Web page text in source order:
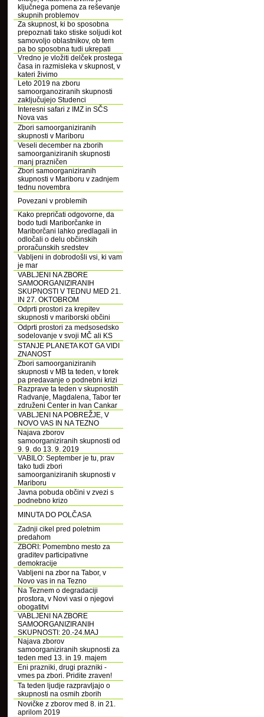
ključnega pomena za reševanje
skupnih problemov
Za skupnost, ki bo sposobna
prepoznati tako stiske soljudi kot
samovoljo oblastnikov, ob tem
pa bo sposobna tudi ukrepati
Vredno je vložiti delček prostega
časa in razmisleka v skupnost, v
kateri živimo
Leto 2019 na zboru
samoorganoziranih skupnosti
zaključujejo Studenci
Interesni safari z IMZ in SČS
Nova vas
Zbori samoorganiziranih
skupnosti v Mariboru
Veseli december na zborih
samoorganiziranih skupnosti
manj prazničen
Zbori samoorganiziranih
skupnosti v Mariboru v zadnjem
tednu novembra
Povezani v problemih
Kako prepričati odgovorne, da
bodo tudi Mariborčanke in
Mariborčani lahko predlagali in
odločali o delu občinskih
proračunskih sredstev
Vabljeni in dobrodošli vsi, ki vam
je mar
VABLJENI NA ZBORE
SAMOORGANIZIRANIH
SKUPNOSTI V TEDNU MED 21.
IN 27. OKTOBROM
Odprti prostori za krepitev
skupnosti v mariborski občini
Odprti prostori za medsosedsko
sodelovanje v svoji MČ ali KS
STANJE PLANETA KOT GA VIDI
ZNANOST
Zbori samoorganiziranih
skupnosti v MB ta teden, v torek
pa predavanje o podnebni krizi
Razprave ta teden v skupnostih
Radvanje, Magdalena, Tabor ter
združeni Center in Ivan Cankar
VABLJENI NA POBREŽJE, V
NOVO VAS IN NA TEZNO
Najava zborov
samoorganiziranih skupnosti od
9. 9. do 13. 9. 2019
VABILO: September je tu, prav
tako tudi zbori
samoorganiziranih skupnosti v
Mariboru
Javna pobuda občini v zvezi s
podnebno krizo
MINUTA DO POLČASA
Zadnji cikel pred poletnim
predahom
ZBORI: Pomembno mesto za
graditev participativne
demokracije
Vabljeni na zbor na Tabor, v
Novo vas in na Tezno
Na Teznem o degradaciji
prostora, v Novi vasi o njegovi
obogatitvi
VABLJENI NA ZBORE
SAMOORGANIZIRANIH
SKUPNOSTI: 20.-24.MAJ
Najava zborov
samoorganiziranih skupnosti za
teden med 13. in 19. majem
Eni prazniki, drugi prazniki -
vmes pa zbori. Pridite zraven!
Ta teden ljudje razpravljajo o
skupnosti na osmih zborih
Novičke z zborov med 8. in 21.
aprilom 2019